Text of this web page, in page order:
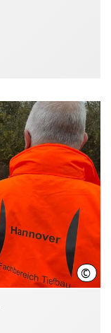
© LHH